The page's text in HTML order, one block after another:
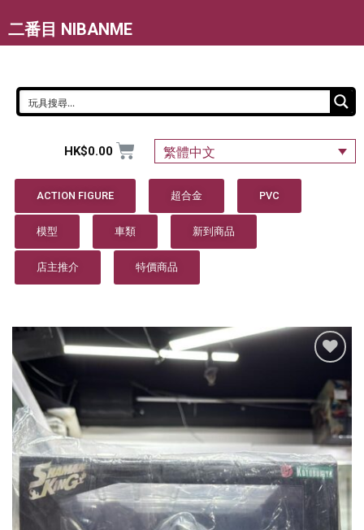
二番目 NIBANME
HK$0.00 繁體中文
ACTION FIGURE 超合金 PVC
模型 車類 新到商品
店主推介 特價商品